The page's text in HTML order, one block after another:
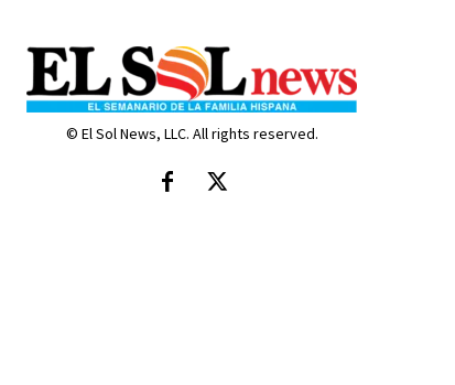
© El Sol News, LLC. All rights reserved.